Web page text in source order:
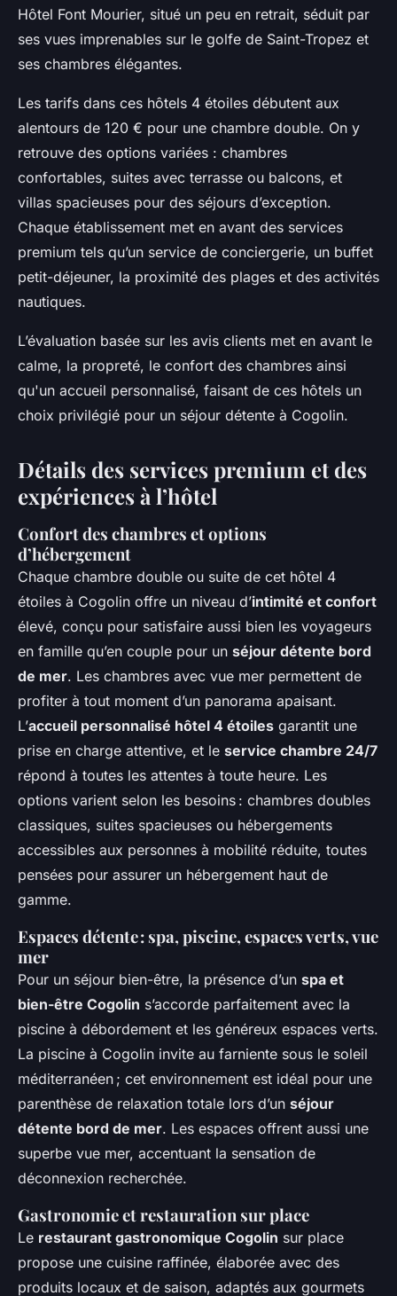
Hôtel Font Mourier, situé un peu en retrait, séduit par
ses vues imprenables sur le golfe de Saint-Tropez et
ses chambres élégantes.
Les tarifs dans ces hôtels 4 étoiles débutent aux
alentours de 120 € pour une chambre double. On y
retrouve des options variées : chambres
confortables, suites avec terrasse ou balcons, et
villas spacieuses pour des séjours d’exception.
Chaque établissement met en avant des services
premium tels qu’un service de conciergerie, un buffet
petit-déjeuner, la proximité des plages et des activités
nautiques.
L’évaluation basée sur les avis clients met en avant le
calme, la propreté, le confort des chambres ainsi
qu'un accueil personnalisé, faisant de ces hôtels un
choix privilégié pour un séjour détente à Cogolin.
Détails des services premium et des
expériences à l’hôtel
Confort des chambres et options
d’hébergement
Chaque chambre double ou suite de cet hôtel 4
étoiles à Cogolin offre un niveau d’intimité et confort
élevé, conçu pour satisfaire aussi bien les voyageurs
en famille qu’en couple pour un séjour détente bord
de mer. Les chambres avec vue mer permettent de
profiter à tout moment d’un panorama apaisant.
L’accueil personnalisé hôtel 4 étoiles garantit une
prise en charge attentive, et le service chambre 24/7
répond à toutes les attentes à toute heure. Les
options varient selon les besoins : chambres doubles
classiques, suites spacieuses ou hébergements
accessibles aux personnes à mobilité réduite, toutes
pensées pour assurer un hébergement haut de
gamme.
Espaces détente : spa, piscine, espaces verts, vue
mer
Pour un séjour bien-être, la présence d’un spa et
bien-être Cogolin s’accorde parfaitement avec la
piscine à débordement et les généreux espaces verts.
La piscine à Cogolin invite au farniente sous le soleil
méditerranéen ; cet environnement est idéal pour une
parenthèse de relaxation totale lors d’un séjour
détente bord de mer. Les espaces offrent aussi une
superbe vue mer, accentuant la sensation de
déconnexion recherchée.
Gastronomie et restauration sur place
Le restaurant gastronomique Cogolin sur place
propose une cuisine raffinée, élaborée avec des
produits locaux et de saison, adaptés aux gourmets